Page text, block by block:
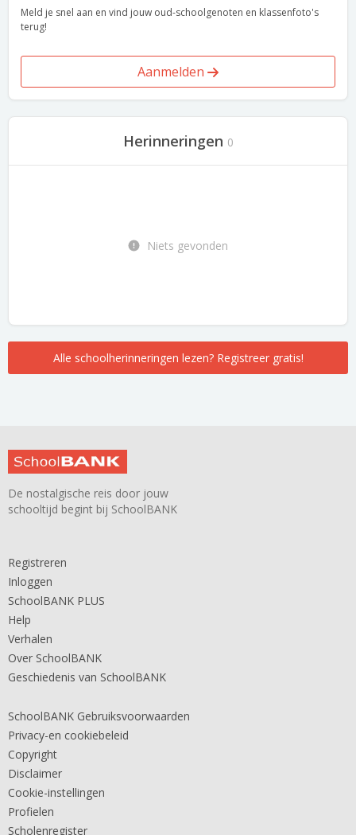
Meld je snel aan en vind jouw oud-schoolgenoten en klassenfoto's
terug!
Aanmelden
Herinneringen 0
Niets gevonden
Alle schoolherinneringen lezen? Registreer gratis!
De nostalgische reis door jouw
schooltijd begint bij SchoolBANK
Registreren
Inloggen
SchoolBANK PLUS
Help
Verhalen
Over SchoolBANK
Geschiedenis van SchoolBANK
SchoolBANK Gebruiksvoorwaarden
Privacy-en cookiebeleid
Copyright
Disclaimer
Cookie-instellingen
Profielen
Scholenregister